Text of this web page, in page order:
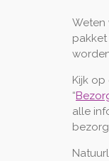
Weten
Kijk
“
alle